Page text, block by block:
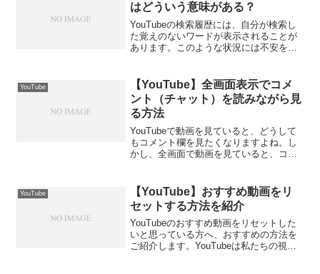
はどういう意味がある？
YouTubeの検索履歴には、自分が検索し
た覚えのないワードが表示されることが
あります。このような状況には不安を感
では、YouTubeの検索履歴に表示される
虫眼鏡マーク...
YouTube
【YouTube】全画面表示でコメ
ント（チャット）を読みながら見
る方法
YouTubeで動画を見ていると、どうして
もコメント欄を見たくなりますよね。し
かし、全画面で動画を見ていると、コメ
表示で動画を楽しみながら、コメント欄
を見ることもできます...
YouTube
【YouTube】おすすめ動画をリ
セットする方法を紹介
YouTubeのおすすめ動画をリセットした
いと思っている方へ、おすすめの方法を
ご紹介します。YouTubeは私たちの視聴